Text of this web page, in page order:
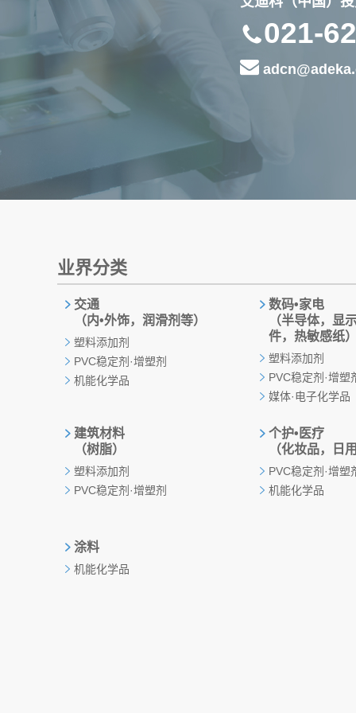
021-
业界分类
交通
（内•外饰，润滑剂等）
塑料添加剂
PVC稳定剂·增塑剂
机能化学品
数码•家电
（半导体，显
件，热敏感纸
塑料添加剂
PVC稳定剂·增塑
媒体·电子化学品
建筑材料
（树脂）
塑料添加剂
PVC稳定剂·增塑剂
个护•医疗
（化妆品，日
PVC稳定剂·增塑
机能化学品
涂料
机能化学品